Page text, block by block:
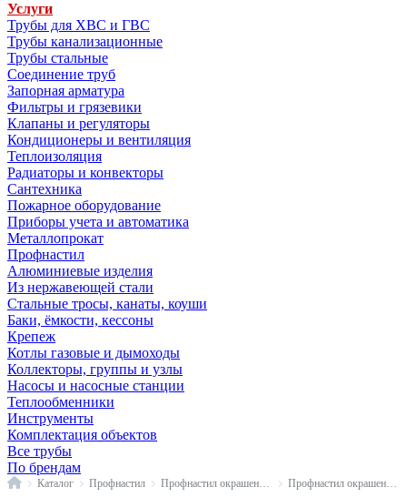
Услуги
Трубы для ХВС и ГВС
Трубы канализационные
Трубы стальные
Соединение труб
Запорная арматура
Фильтры и грязевики
Клапаны и регуляторы
Кондиционеры и вентиляция
Теплоизоляция
Радиаторы и конвекторы
Сантехника
Пожарное оборудование
Приборы учета и автоматика
Металлопрокат
Профнастил
Алюминиевые изделия
Из нержавеющей стали
Стальные тросы, канаты, коуши
Баки, ёмкости, кессоны
Крепеж
Котлы газовые и дымоходы
Коллекторы, группы и узлы
Насосы и насосные станции
Теплообменники
Инструменты
Комплектация объектов
Все трубы
По брендам
ГлавнаяКаталог Профнастил